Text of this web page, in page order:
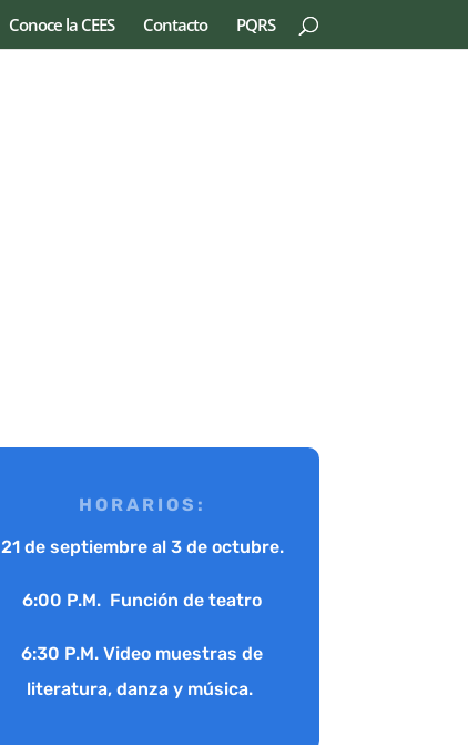
Conoce la CEES Contacto PQRS
HORARIOS:
21 de septiembre al 3 de octubre.
6:00 P.M. Función de teatro
6:30 P.M. Video muestras de
literatura, danza y música.